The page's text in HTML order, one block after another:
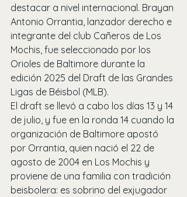
destacar a nivel internacional. Brayan
Antonio Orrantia, lanzador derecho e
integrante del club Cañeros de Los
Mochis, fue seleccionado por los
Orioles de Baltimore durante la
edición 2025 del Draft de las Grandes
Ligas de Béisbol (MLB).
El draft se llevó a cabo los días 13 y 14
de julio, y fue en la ronda 14 cuando la
organización de Baltimore apostó
por Orrantia, quien nació el 22 de
agosto de 2004 en Los Mochis y
proviene de una familia con tradición
beisbolera: es sobrino del exjugador